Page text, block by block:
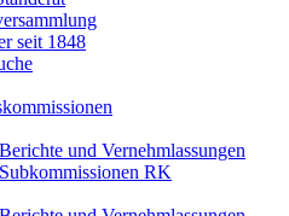
seit 1848
Berichte und Vernehmlassungen
Subkommissionen RK